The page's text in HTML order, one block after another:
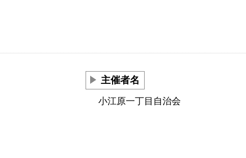
主催者名
小江原一丁目自治会